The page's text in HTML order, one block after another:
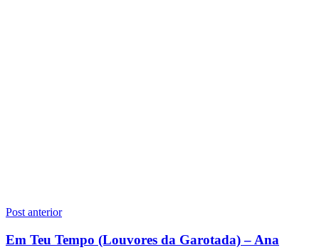
Navegação
de
Post anterior
Em Teu Tempo (Louvores da Garotada) – Ana